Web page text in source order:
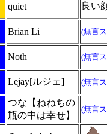
quiet 良い
Brian Li (無言
Noth (無言
Lejay[ルジェ] (無言
つな【ねねちの
瓶の中は幸せ】
(無言